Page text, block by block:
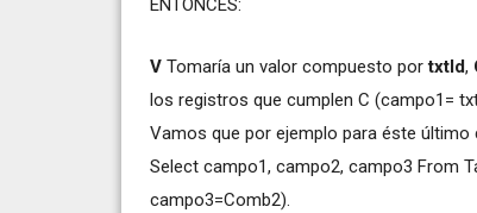
ENTONCES:
V Tomaría un valor compuesto portxtId,
los registros que cumplen C (campo1=
Vamos que por ejemplo para éste
Select campo1, campo2, campo3 From
campo3=Comb2).